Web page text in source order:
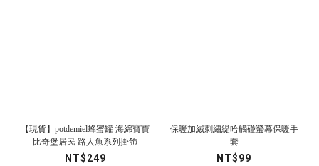
【現貨】potdemiel蜂蜜罐 海綿寶寶
比奇堡居民 路人魚系列掛飾
NT$249
保暖加絨刺繡緹哈觸碰螢幕保暖手
套
NT$99